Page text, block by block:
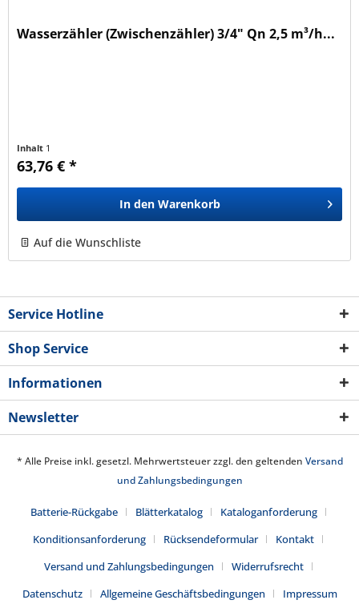
Wasserzähler (Zwischenzähler) 3/4" Qn 2,5 m³/h...
Inhalt 1
63,76 € *
In den Warenkorb
Auf die Wunschliste
Service Hotline
Shop Service
Informationen
Newsletter
* Alle Preise inkl. gesetzl. Mehrwertsteuer zzgl. den geltenden Versand
und Zahlungsbedingungen
Batterie-Rückgabe Blätterkatalog
Kataloganforderung
Konditionsanforderung
Rücksendeformular
Kontakt
Versand und Zahlungsbedingungen
Widerrufsrecht
Datenschutz
Allgemeine Geschäftsbedingungen
Impressum